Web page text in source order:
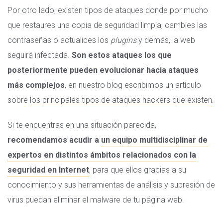
Por otro lado, existen tipos de ataques donde por mucho
que restaures una copia de seguridad limpia, cambies las
contraseñas o actualices los pluginsy demás, la web
seguirá infectada. Son estos ataques los que
posteriormente pueden evolucionar hacia ataques
más complejos, en nuestro blog escribimos un artículo
sobre los principales tipos de ataques hackers que existen.
Si te encuentras en una situación parecida,
recomendamos acudir a un equipo multidisciplinar de
expertos en distintos ámbitos relacionados con la
seguridad en Internet, para que ellos gracias a su
conocimiento y sus herramientas de análisis y supresión de
virus puedan eliminar el malware de tu página web.